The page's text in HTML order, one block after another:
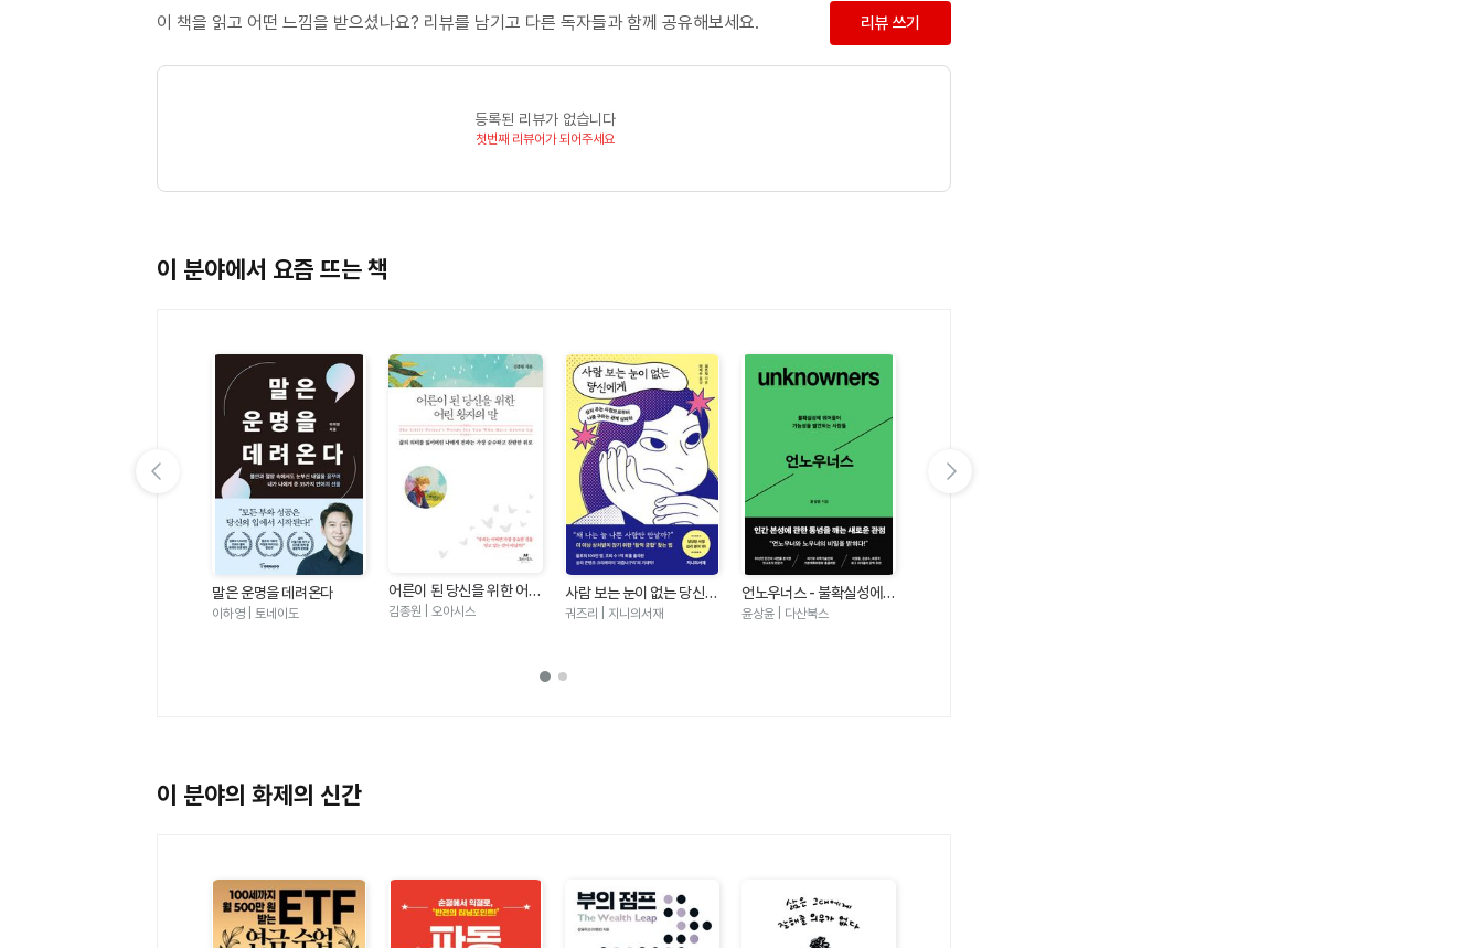
이 책을 읽고 어떤 느낌을 받으셨나요? 리뷰를 남기고 다른 독자들과 함께 공유해보세요. 리뷰 쓰기
등록된 리뷰가 없습니다
첫번째 리뷰어가 되어주세요
이 분야에서 요즘 뜨는 책
말은 운명을 데려온다
이하영 | 토네이도
어른이 된 당신을 위한 어린
왕자의 말 - 삶의 의미를 잃
김종원 | 오아시스
사람 보는 눈이 없는 당신에
게 - 상처 주는 사람으로부
궈즈리 | 지니의서재
언노우너스 - 불확실성에
뛰어들어 가능성을 발견하
윤상윤 | 다산북스
이 분야의 화제의 신간